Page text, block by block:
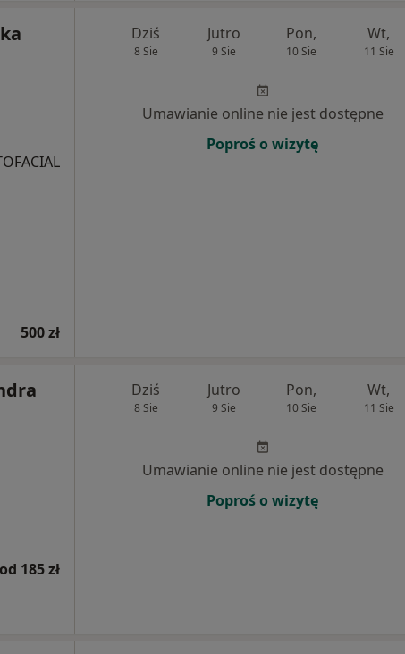
500 zł
Dziś
8 Sie
Jutro
9 Sie
Pon,
10 Sie
Wt,
11 Sie
Umawianie online nie jest dostępne
Poproś o wizytę
od 185 zł
Dziś
8 Sie
Jutro
9 Sie
Pon,
10 Sie
Wt,
11 Sie
Umawianie online nie jest dostępne
Poproś o wizytę